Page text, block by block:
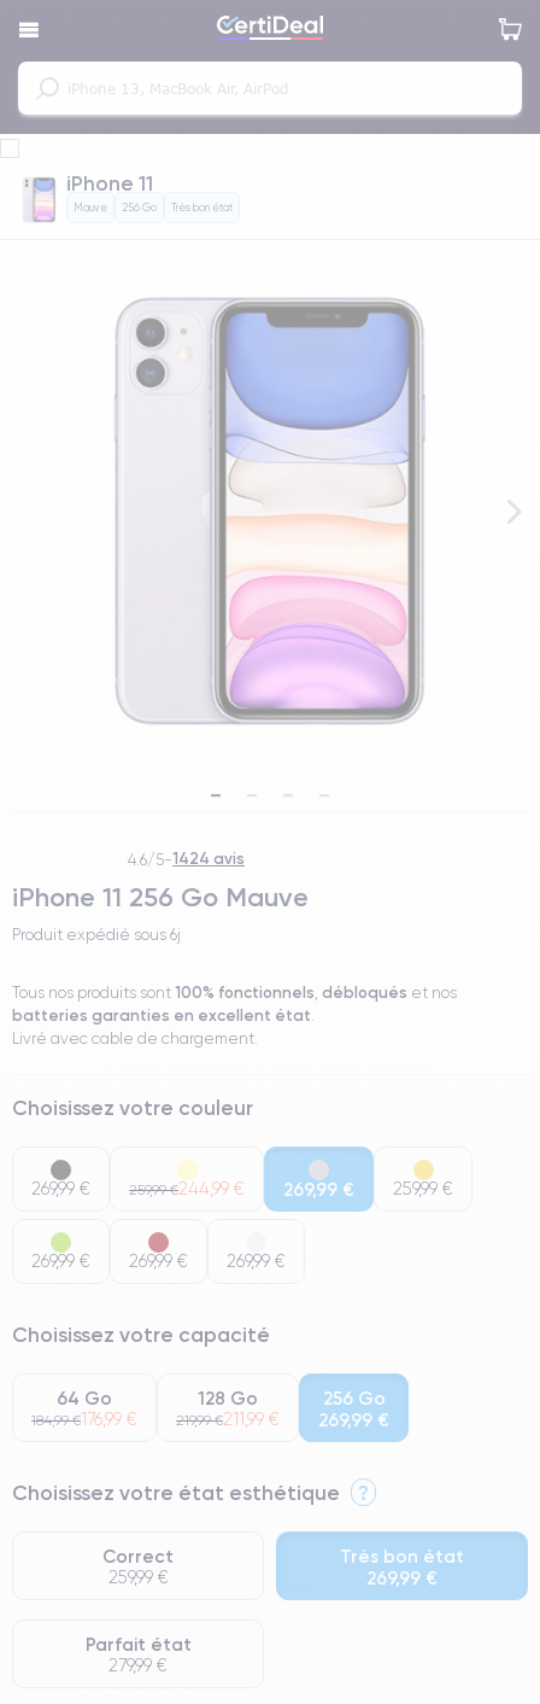
iPhone 11
Mauve 256 Go Très bon état
4.6/5-1424 avis
iPhone 11 256 Go Mauve
Produit expédié sous 6j
Tous nos produits sont 100% fonctionnels, débloqués et nos
batteries garanties en excellent état.
Livré avec cable de chargement.
Choisissez votre couleur
269,99 € 259,99 €244,99 € 269,99 € 259,99 €
269,99 € 269,99 € 269,99 €
Choisissez votre capacité
64 Go
184,99 €176,99 €
128 Go
219,99 €211,99 €
256 Go
269,99 €
Choisissez votre état esthétique ?
Correct
259,99 €
Très bon état
269,99 €
Parfait état
279,99 €